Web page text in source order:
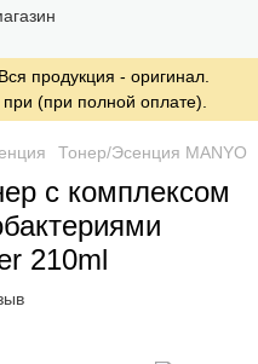
продукция - оригинал.
(при полной оплате).
Тонер/Эсенция MANYO
с комплексом
210ml